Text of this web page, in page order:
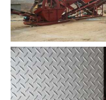
洗沙机？洗沙机2021价格和图
文详情